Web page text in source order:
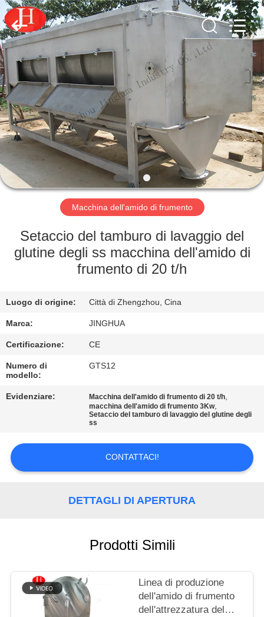
CASA.
PRODOTTI
VIDEO
SPETTACOLO
VR
SU
DI
VISITA
ALLA
FABBRICA
CONTROLLO
DELLA
CONTATTACI
PREVENTIVO
MAPPA
2026
Zhengzhou
Jinghua
Industry
Co.,Ltd..
All
Rights
Reserved.
Macchina dell'amido di frumento
Setaccio del tamburo di lavaggio del
glutine degli ss macchina dell'amido di
frumento di 20 t/h
Luogo di origine: Città di Zhengzhou, Cina
Marca: JINGHUA
Certificazione: CE
Numero di
modello:
GTS12
Evidenziare: Macchina dell'amido di frumento di 20 t/h,
macchina dell'amido di frumento 3Kw,
Setaccio del tamburo di lavaggio del glutine degli
ss
CONTATTACI!
DETTAGLI DI APERTURA
Prodotti Simili
Linea di produzione
dell'amido di frumento
dell'attrezzatura del